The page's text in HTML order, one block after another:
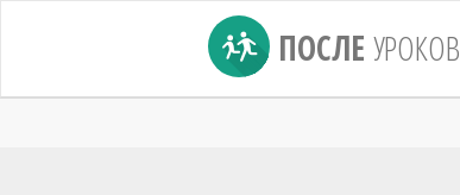
ПОСЛЕ УРОКОВ